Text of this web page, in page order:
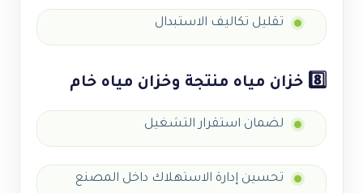
تقليل تكاليف الاستبدال
8️⃣ خزان مياه منتجة وخزان مياه خام
لضمان استقرار التشغيل
تحسين إدارة الاستهلاك داخل المصنع